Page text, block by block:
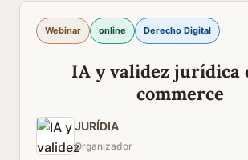
Webinar online Derecho Digital
IA y validez jurídica
commerce
JURÍDIA
Organizador